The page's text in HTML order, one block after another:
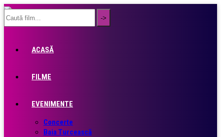
ACASĂ
FILME
EVENIMENTE
Concerte
Baia Turcească